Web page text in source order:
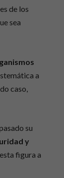
de los
sea
a
caso,
su
y
figura a